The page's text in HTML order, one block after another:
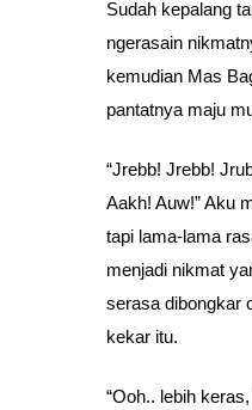
Sudah kepalang
ngerasain
kemudian Mas
pantatnya maju
“Jrebb! Jrebb!
Aakh! Auw!” Aku
tapi lama-lama
menjadi nikmat
serasa dibongkar
kekar itu.
“Ooh.. lebih